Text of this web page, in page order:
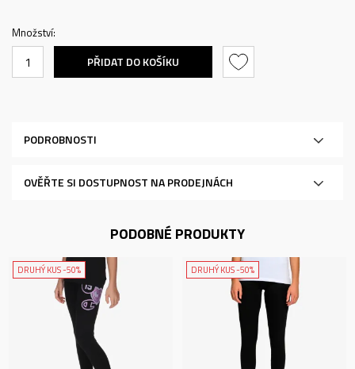
Množství:
PŘIDAT DO KOŠÍKU
PODROBNOSTI
OVĚŘTE SI DOSTUPNOST NA PRODEJNÁCH
PODOBNÉ PRODUKTY
DRUHÝ KUS -50% DRUHÝ KUS -50%